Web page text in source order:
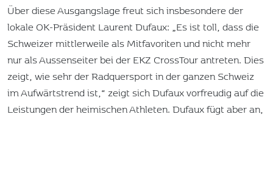
Über diese Ausgangslage freut sich insbesondere der
lokale OK-Präsident Laurent Dufaux: „Es ist toll, dass die
Schweizer mittlerweile als Mitfavoriten und nicht mehr
nur als Aussenseiter bei der EKZ CrossTour antreten. Dies
zeigt, wie sehr der Radquersport in der ganzen Schweiz
im Aufwärtstrend ist,“ zeigt sich Dufaux vorfreudig auf die
Leistungen der heimischen Athleten. Dufaux fügt aber an,